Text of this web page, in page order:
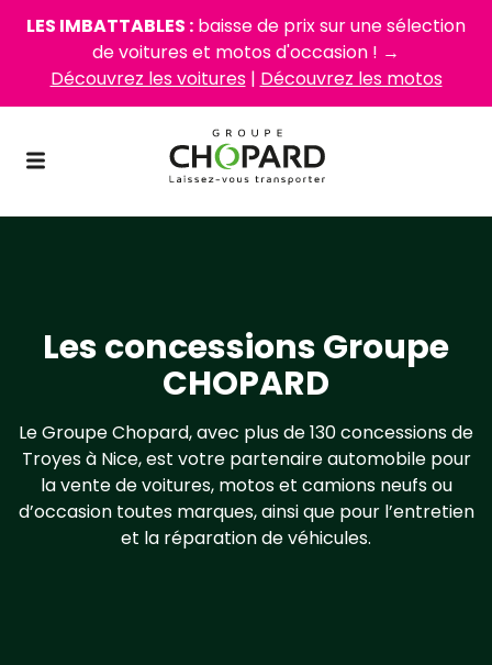
LES IMBATTABLES : baisse de prix sur une sélection
de voitures et motos d'occasion ! →
Découvrez les voitures| Découvrez les motos
Les concessions Groupe
CHOPARD
Le Groupe Chopard, avec plus de 130 concessions de
Troyes à Nice, est votre partenaire automobile pour
la vente de voitures, motos et camions neufs ou
d’occasion toutes marques, ainsi que pour l’entretien
et la réparation de véhicules.